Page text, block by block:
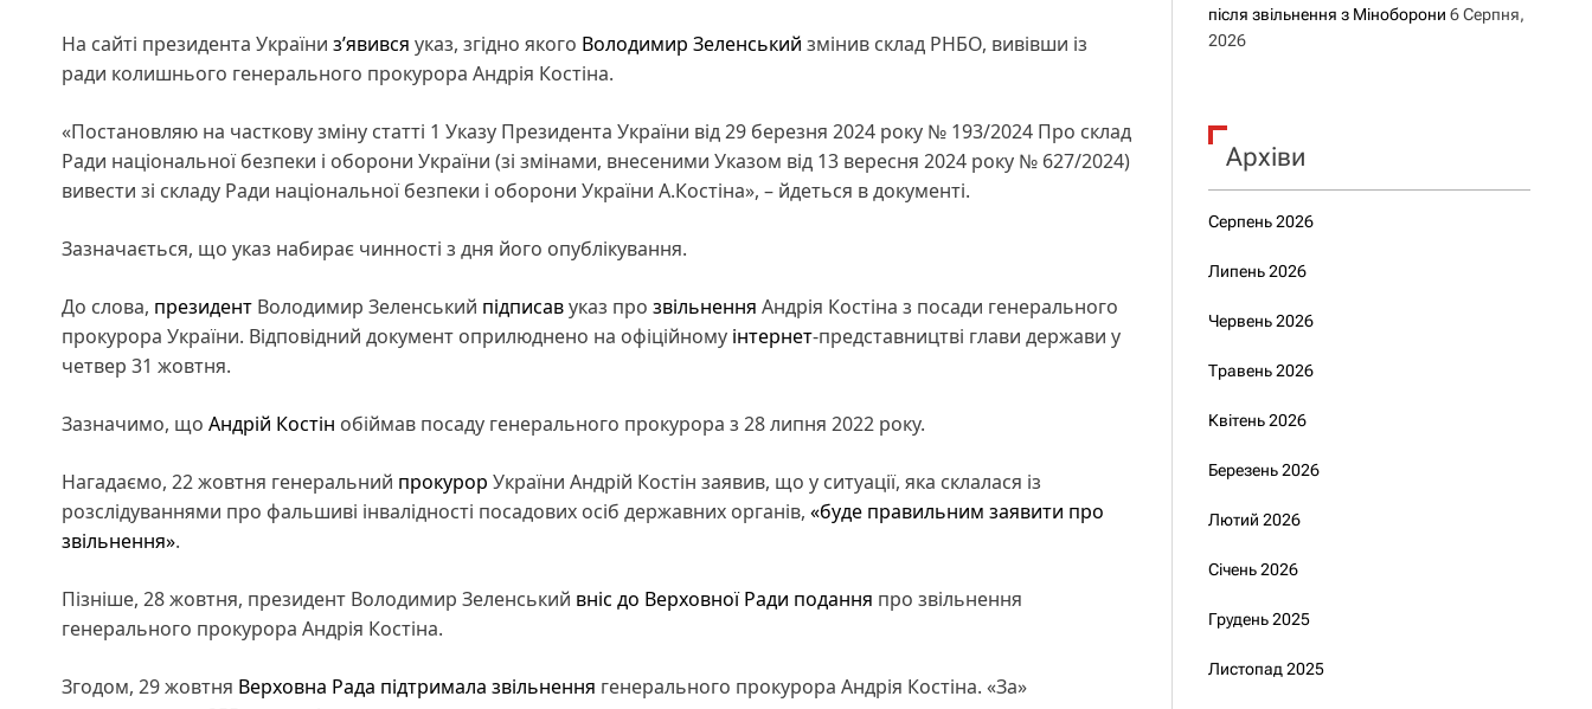
На сайті президента України з’явився указ, згідно якого Володимир Зеленський змінив склад РНБО, вивівши із
ради колишнього генерального прокурора Андрія Костіна.
«Постановляю на часткову зміну статті 1 Указу Президента України від 29 березня 2024 року № 193/2024 Про склад
Ради національної безпеки і оборони України (зі змінами, внесеними Указом від 13 вересня 2024 року № 627/2024)
вивести зі складу Ради національної безпеки і оборони України А.Костіна», – йдеться в документі.
Зазначається, що указ набирає чинності з дня його опублікування.
До слова, президент Володимир Зеленський підписавуказ про звільнення Андрія Костіна з посади генерального
прокурора України. Відповідний документ оприлюднено на офіційному інтернет-представництві глави держави у
четвер 31 жовтня.
Зазначимо, що Андрій Костін обіймав посаду генерального прокурора з 28 липня 2022 року.
Нагадаємо, 22 жовтня генеральний прокурор України Андрій Костін заявив, що у ситуації, яка склалася із
розслідуваннями про фальшиві інвалідності посадових осіб державних органів, «буде правильним заявити про
звільнення».
Пізніше, 28 жовтня, президент Володимир Зеленський вніс до Верховної Ради подання про звільнення
генерального прокурора Андрія Костіна.
Згодом, 29 жовтня Верховна Рада підтримала звільнення генерального прокурора Андрія Костіна. «За»
після звільнення з Міноборони 6 Серпня,
2026
Архіви
Серпень 2026
Липень 2026
Червень 2026
Травень 2026
Квітень 2026
Березень 2026
Лютий 2026
Січень 2026
Грудень 2025
Листопад 2025